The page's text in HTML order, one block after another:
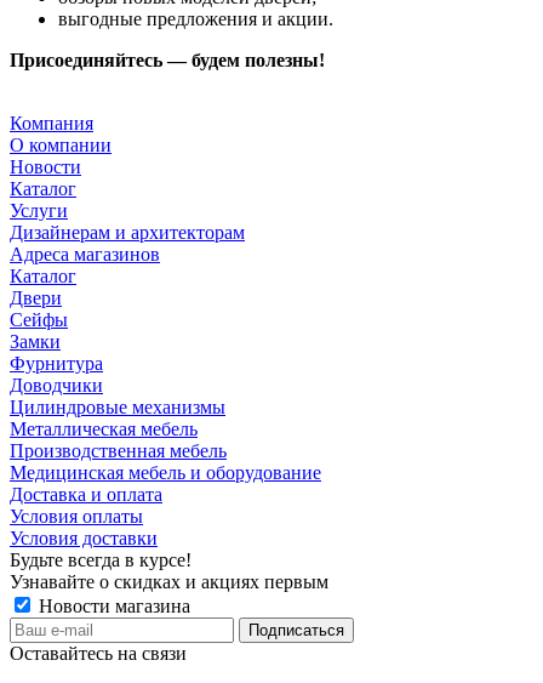
выгодные предложения и акции.
Присоединяйтесь — будем полезны!
Компания
О компании
Новости
Каталог
Услуги
Дизайнерам и архитекторам
Адреса магазинов
Каталог
Двери
Сейфы
Замки
Фурнитура
Доводчики
Цилиндровые механизмы
Металлическая мебель
Производственная мебель
Медицинская мебель и оборудование
Доставка и оплата
Условия оплаты
Условия доставки
Будьте всегда в курсе!
Узнавайте о скидках и акциях первым
Новости магазина
Оставайтесь на связи